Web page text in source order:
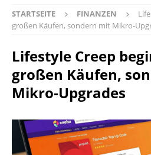
STARTSEITE FINANZEN
großen Käufen, sondern mit Mikro-
Lifestyle Creep
großen Käufen,
Mikro-Upgrades